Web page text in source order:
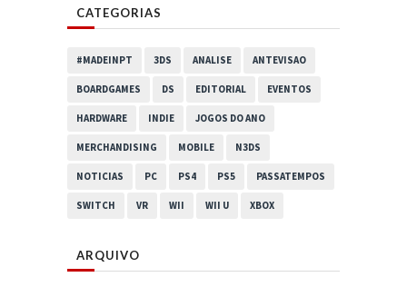
CATEGORIAS
#MADEINPT 3DS ANALISE ANTEVISAO
BOARDGAMES DS EDITORIAL EVENTOS
HARDWARE INDIE JOGOS DO ANO
MERCHANDISING MOBILE N3DS
NOTICIAS PC PS4 PS5 PASSATEMPOS
SWITCH VR WII WII U XBOX
ARQUIVO